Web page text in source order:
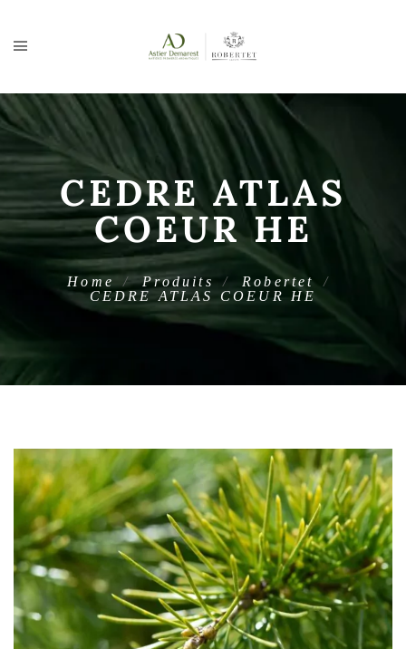
CEDRE ATLAS
COEUR HE
Home Produits
Robertet
CEDRE ATLAS COEUR HE